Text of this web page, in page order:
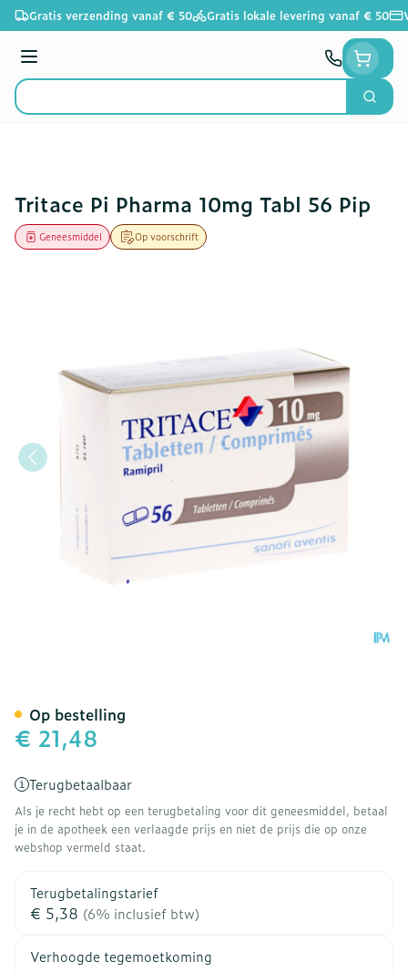
Ga naar de inhoud
Gratis verzending vanaf € 50 Gratis lokale levering vanaf € 50
Menu
Product, merk, categorie...
Zoek
Tritace Pi Pharma 10mg Tabl 56 Pip
Op voorschrift
Geneesmiddel
€ 21,48
Terugbetaalbaar
Als je recht hebt op een terugbetaling voor dit geneesmiddel, betaal
je in de apotheek een verlaagde prijs en niet de prijs die op onze
webshop vermeld staat.
Terugbetalingstarief
€ 5,38 (6% inclusief btw)
Verhoogde tegemoetkoming
Op bestelling